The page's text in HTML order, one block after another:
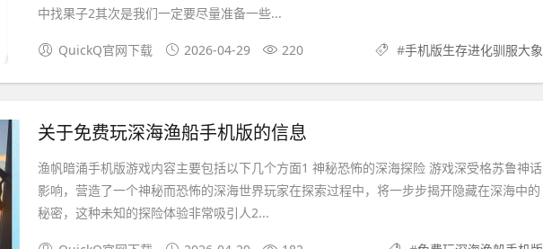
中找果子2其次是我们一定要尽量准备一些...
QuickQ官网下载 2026-04-29 220 #手机版生存进化驯服大象
关于免费玩深海渔船手机版的信息
渔帆暗涌手机版游戏内容主要包括以下几个方面1 神秘恐怖的深海探险 游戏深受格苏鲁神话
影响，营造了一个神秘而恐怖的深海世界玩家在探索过程中，将一步步揭开隐藏在深海中的
秘密，这种未知的探险体验非常吸引人2...